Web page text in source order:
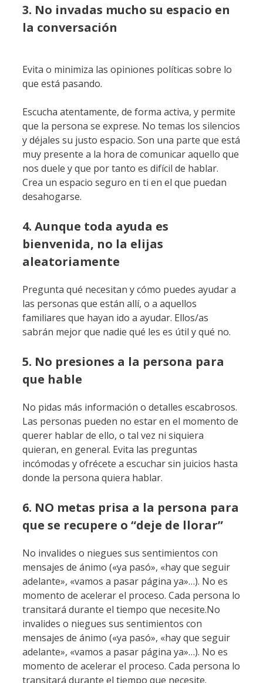
3. No invadas mucho su espacio en
la conversación
Evita o minimiza las opiniones políticas sobre lo
que está pasando.
Escucha atentamente, de forma activa, y permite
que la persona se exprese. No temas los silencios
y déjales su justo espacio. Son una parte que está
muy presente a la hora de comunicar aquello que
nos duele y que por tanto es difícil de hablar.
Crea un espacio seguro en ti en el que puedan
desahogarse.
4. Aunque toda ayuda es
bienvenida, no la elijas
aleatoriamente
Pregunta qué necesitan y cómo puedes ayudar a
las personas que están allí, o a aquellos
familiares que hayan ido a ayudar. Ellos/as
sabrán mejor que nadie qué les es útil y qué no.
5. No presiones a la persona para
que hable
No pidas más información o detalles escabrosos.
Las personas pueden no estar en el momento de
querer hablar de ello, o tal vez ni siquiera
quieran, en general. Evita las preguntas
incómodas y ofrécete a escuchar sin juicios hasta
donde la persona quiera hablar.
6. NO metas prisa a la persona para
que se recupere o “deje de llorar”
No invalides o niegues sus sentimientos con
mensajes de ánimo («ya pasó», «hay que seguir
adelante», «vamos a pasar página ya»…). No es
momento de acelerar el proceso. Cada persona lo
transitará durante el tiempo que necesite.No
invalides o niegues sus sentimientos con
mensajes de ánimo («ya pasó», «hay que seguir
adelante», «vamos a pasar página ya»…). No es
momento de acelerar el proceso. Cada persona lo
transitará durante el tiempo que necesite.